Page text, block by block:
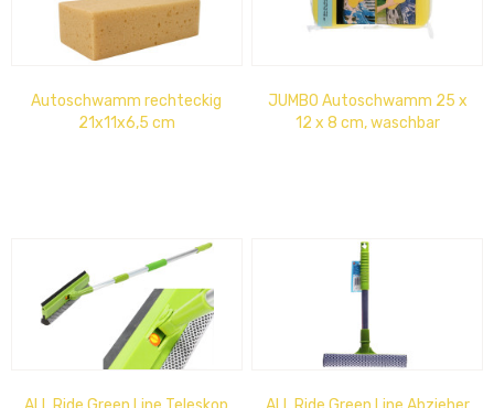
Autoschwamm rechteckig
21x11x6,5 cm
JUMBO Autoschwamm 25 x
12 x 8 cm, waschbar